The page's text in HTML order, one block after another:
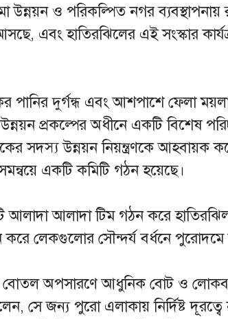
উন্নয়ন ও পরিকল্পিত নগর
এবং হাতিরঝিলের এই সংস্কার
পানির দুর্গন্ধ এবং আশপাশে ফেলা
উন্নয়ন প্রকল্পের অধীনে একটি বিশেষ
সদস্য উন্নয়ন নিয়ন্ত্রণকে আহবায়ক
একটি কমিটি গঠন হয়েছে।
আলাদা আলাদা টিম গঠন করে
করে লেকগুলোর সৌন্দর্য বর্ধনে
বোতল অপসারণে আধুনিক বোট ও
সে জন্য পুরো এলাকায় নির্দিষ্ট